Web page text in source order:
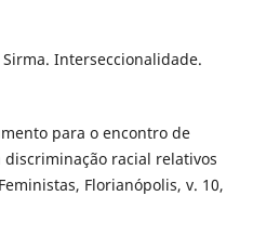
Sirma. Interseccionalidade.
para o encontro de
racial relativos
Florianópolis, v. 10,